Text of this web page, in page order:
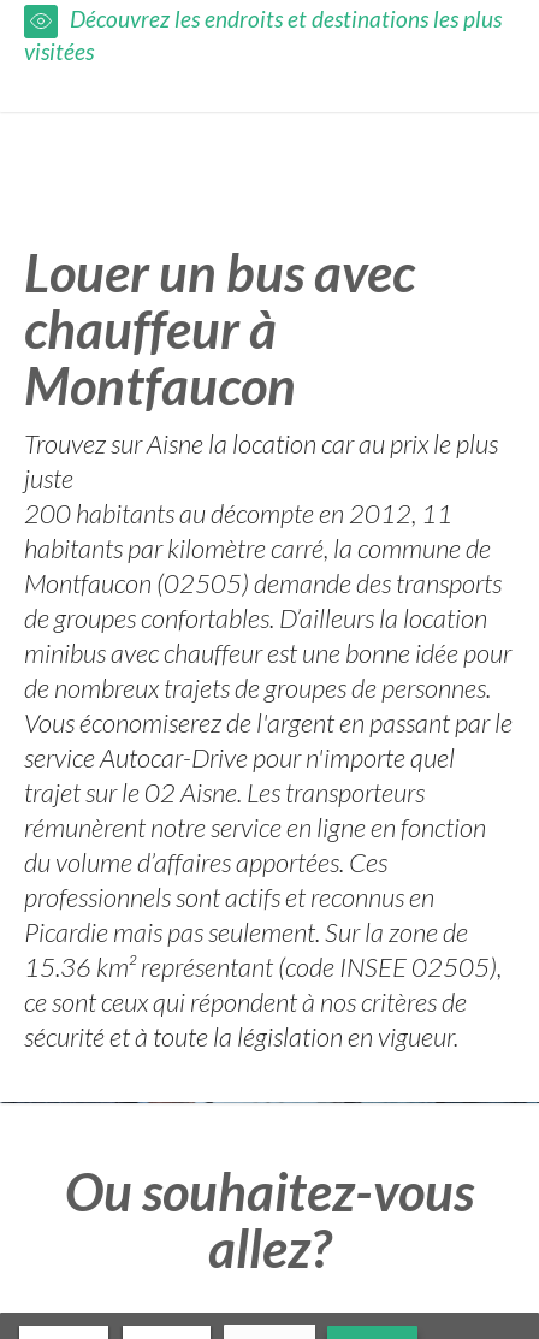
Découvrez les endroits et destinations les plus
visitées
Louer un bus avec
chauffeur à
Montfaucon
Trouvez sur Aisne la location car au prix le plus
juste
200 habitants au décompte en 2012, 11
habitants par kilomètre carré, la commune de
Montfaucon (02505) demande des transports
de groupes confortables. D’ailleurs la location
minibus avec chauffeur est une bonne idée pour
de nombreux trajets de groupes de personnes.
Vous économiserez de l'argent en passant par le
service Autocar-Drive pour n'importe quel
trajet sur le 02 Aisne. Les transporteurs
rémunèrent notre service en ligne en fonction
du volume d’affaires apportées. Ces
professionnels sont actifs et reconnus en
Picardie mais pas seulement. Sur la zone de
15.36 km² représentant (code INSEE 02505),
ce sont ceux qui répondent à nos critères de
sécurité et à toute la législation en vigueur.
Ou souhaitez-vous
allez?